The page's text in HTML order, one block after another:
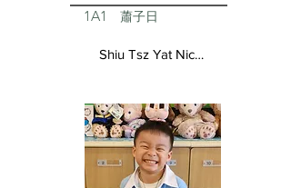
1A1 蕭子日
Shiu Tsz Yat Nicolas